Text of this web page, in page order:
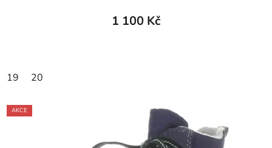
1 100 Kč
19 20
AKCE